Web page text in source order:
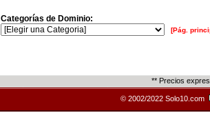
Categorías de Dominio:
[Pág.
** Precios
© 2002/2022 Solo10.com